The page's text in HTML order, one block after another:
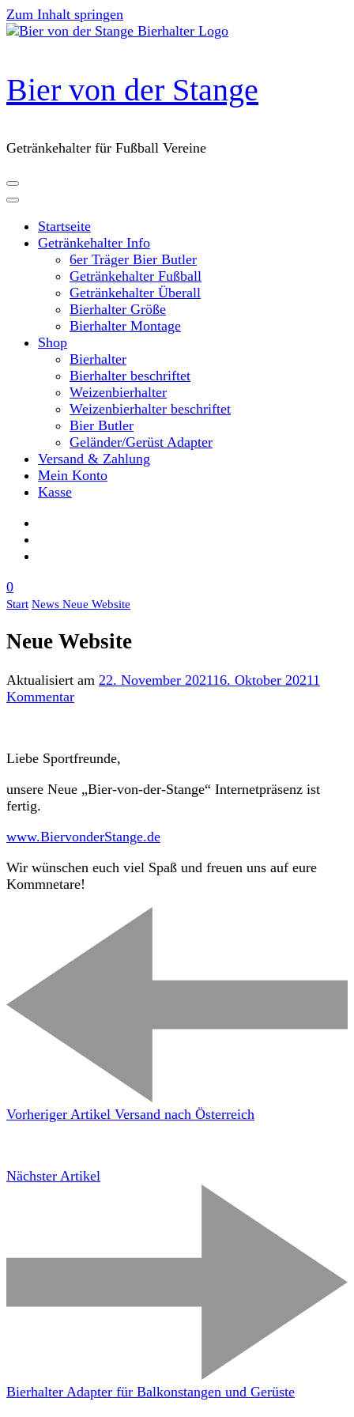
Zum Inhalt springen
Bier von der Stange
Getränkehalter für Fußball Vereine
Startseite
Getränkehalter Info
6er Träger Bier Butler
Getränkehalter Fußball
Getränkehalter Überall
Bierhalter Größe
Bierhalter Montage
Shop
Bierhalter
Bierhalter beschriftet
Weizenbierhalter
Weizenbierhalter beschriftet
Bier Butler
Geländer/Gerüst Adapter
Versand & Zahlung
Mein Konto
Kasse
0
Start News Neue Website
Neue Website
Aktualisiert am 22. November 202116. Oktober 20211
Kommentarzu
Liebe Sportfreunde,
unsere Neue „Bier-von-der-Stange“ Internetpräsenz ist
fertig.
www.BiervonderStange.de
Wir wünschen euch viel Spaß und freuen uns auf eure
Kommnetare!
Vorheriger Artikel Versand nach Österreich
Nächster Artikel
Bierhalter Adapter für Balkonstangen und Gerüste